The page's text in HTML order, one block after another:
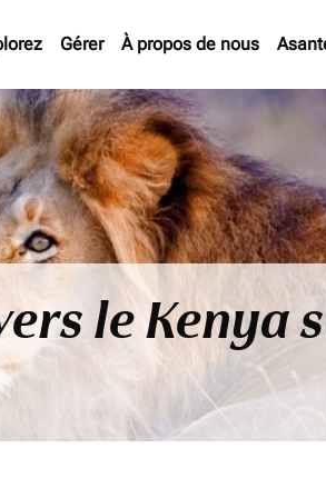
Gérer À propos de nous
le Kenya